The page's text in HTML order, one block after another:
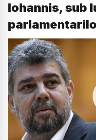
Iohannis, sub